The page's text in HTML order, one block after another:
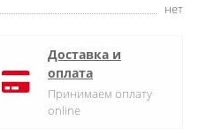
нет
Доставка и
оплата
Принимаем оплату
online